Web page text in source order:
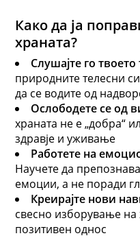
Како да ја
храната?
Слушајте го твоето
природните телесни
да се водите од
Ослободетесе од
храната не е „добра“
здравје и уживање
Работете на
Научете да
емоции, а не поради
Креирајте нови
свесно изборување
позитивен однос